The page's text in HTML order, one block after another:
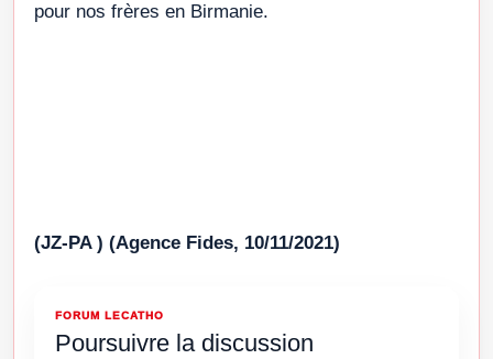
pour nos frères en Birmanie.
(JZ-PA ) (Agence Fides, 10/11/2021)
FORUM LECATHO
Poursuivre la discussion